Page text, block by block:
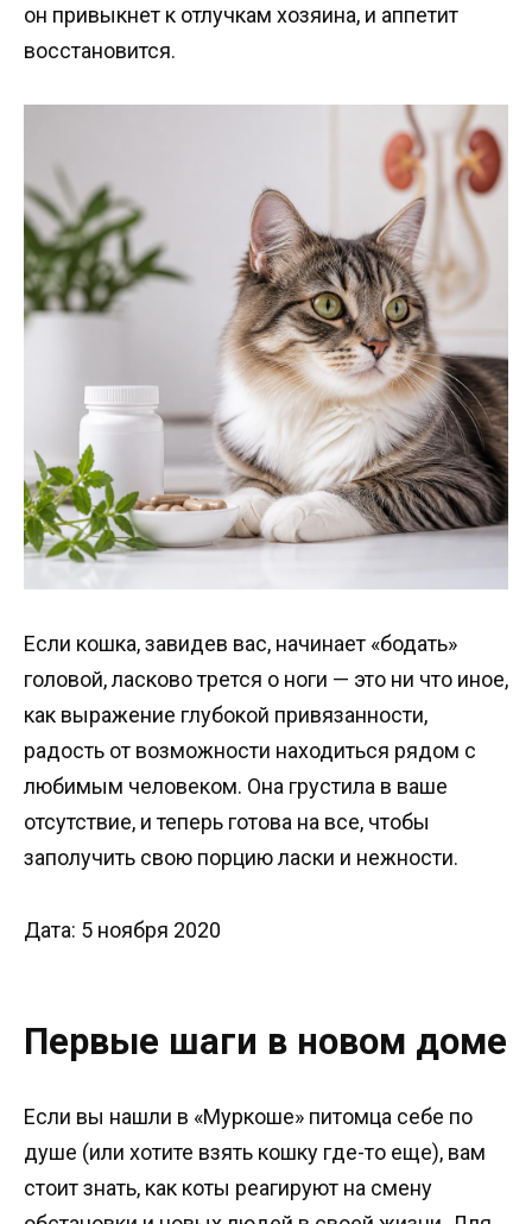
он привыкнет к отлучкам хозяина, и аппетит
восстановится.
Если кошка, завидев вас, начинает «бодать»
головой, ласково трется о ноги — это ни что иное,
как выражение глубокой привязанности,
радость от возможности находиться рядом с
любимым человеком. Она грустила в ваше
отсутствие, и теперь готова на все, чтобы
заполучить свою порцию ласки и нежности.
Дата: 5 ноября 2020
Первые шаги в новом доме
Если вы нашли в «Муркоше» питомца себе по
душе (или хотите взять кошку где-то еще), вам
стоит знать, как коты реагируют на смену